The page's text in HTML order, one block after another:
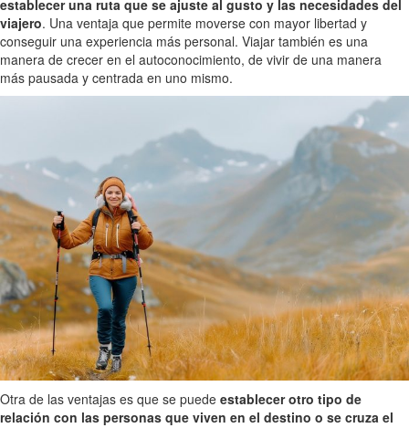
establecer una ruta que se ajuste al gusto y las necesidades del
viajero. Una ventaja que permite moverse con mayor libertad y
conseguir una experiencia más personal. Viajar también es una
manera de crecer en el autoconocimiento, de vivir de una manera
más pausada y centrada en uno mismo.
Otra de las ventajas es que se puede establecer otro tipo de
relación con las personas que viven en el destino o se cruza el